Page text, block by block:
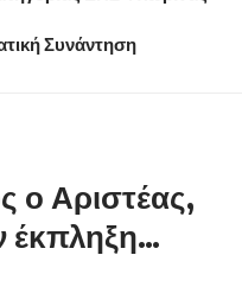
Συνάντηση
ο Αριστέας,
έκπληξη…